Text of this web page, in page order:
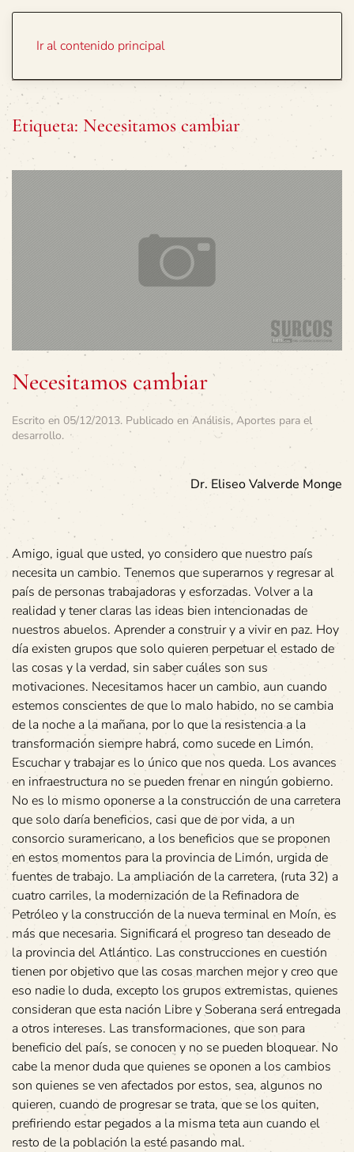
Ir al contenido principal
Etiqueta: Necesitamos cambiar
Necesitamos cambiar
Escrito en 05/12/2013. Publicado en Análisis, Aportes para el
desarrollo.
Dr. Eliseo Valverde Monge
Amigo, igual que usted, yo considero que nuestro país
necesita un cambio. Tenemos que superarnos y regresar al
país de personas trabajadoras y esforzadas. Volver a la
realidad y tener claras las ideas bien intencionadas de
nuestros abuelos. Aprender a construir y a vivir en paz. Hoy
día existen grupos que solo quieren perpetuar el estado de
las cosas y la verdad, sin saber cuáles son sus
motivaciones. Necesitamos hacer un cambio, aun cuando
estemos conscientes de que lo malo habido, no se cambia
de la noche a la mañana, por lo que la resistencia a la
transformación siempre habrá, como sucede en Limón.
Escuchar y trabajar es lo único que nos queda. Los avances
en infraestructura no se pueden frenar en ningún gobierno.
No es lo mismo oponerse a la construcción de una carretera
que solo daría beneficios, casi que de por vida, a un
consorcio suramericano, a los beneficios que se proponen
en estos momentos para la provincia de Limón, urgida de
fuentes de trabajo. La ampliación de la carretera, (ruta 32) a
cuatro carriles, la modernización de la Refinadora de
Petróleo y la construcción de la nueva terminal en Moín, es
más que necesaria. Significará el progreso tan deseado de
la provincia del Atlántico. Las construcciones en cuestión
tienen por objetivo que las cosas marchen mejor y creo que
eso nadie lo duda, excepto los grupos extremistas, quienes
consideran que esta nación Libre y Soberana será entregada
a otros intereses. Las transformaciones, que son para
beneficio del país, se conocen y no se pueden bloquear. No
cabe la menor duda que quienes se oponen a los cambios
son quienes se ven afectados por estos, sea, algunos no
quieren, cuando de progresar se trata, que se los quiten,
prefiriendo estar pegados a la misma teta aun cuando el
resto de la población la esté pasando mal.